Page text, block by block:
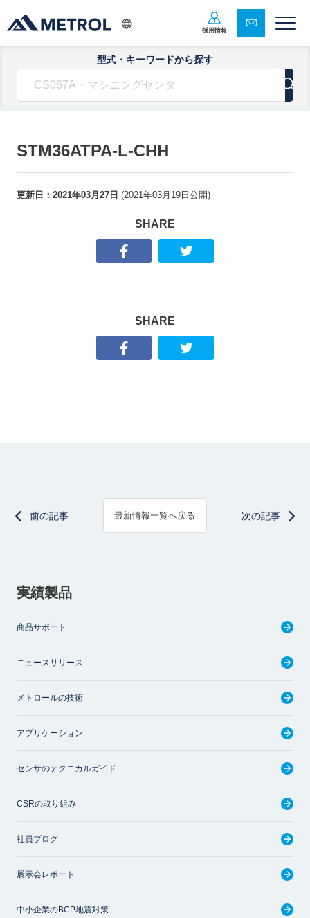
採用情報
型式・キーワードから探す
STM36ATPA-L-CHH
更新日： 2021年03月27日 (2021年03月19日 公開)
SHARE
SHARE
前の記事 最新情報一覧へ戻る 次の記事
実績製品
商品サポート
ニュースリリース
メトロールの技術
アプリケーション
センサのテクニカルガイド
CSRの取り組み
社員ブログ
展示会レポート
中小企業のBCP地震対策